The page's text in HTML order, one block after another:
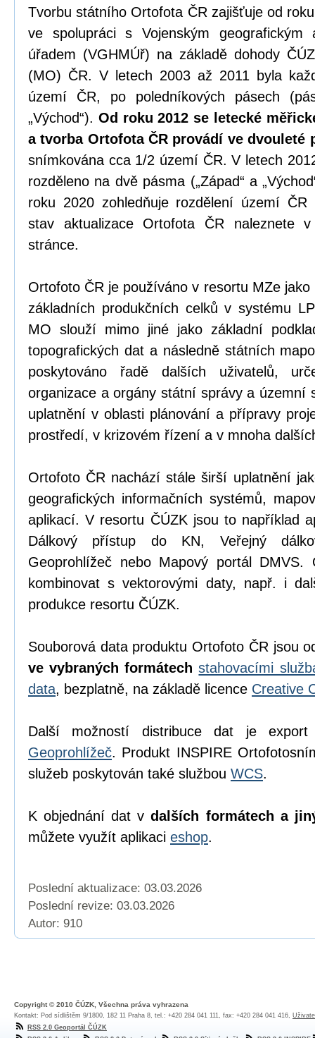
Tvorbu státního Ortofota ČR zajišťuje od
ve spolupráci s Vojenským geografickým
úřadem (VGHMÚř) na základě dohody
(MO) ČR. V letech 2003 až 2011 byla
území ČR, po poledníkových pásech
„Východ“). Od roku 2012 se letecké
a tvorba Ortofota ČR provádí ve dvouleté
snímkována cca 1/2 území ČR. V letech
rozděleno na dvě pásma („Západ“ a
roku 2020 zohledňuje rozdělení území ČR
stav aktualizace Ortofota ČR naleznete
stránce.
Ortofoto ČR je používáno v resortu MZe
základních produkčních celků v systému
MO slouží mimo jiné jako základní
topografických dat a následně státních
poskytováno řadě dalších uživatelů,
organizace a orgány státní správy a územní
uplatnění v oblasti plánování a přípravy
prostředí, v krizovém řízení a v mnoha
Ortofoto ČR nachází stále širší uplatnění
geografických informačních systémů,
aplikací. V resortu ČÚZK jsou to například
Dálkový přístup do KN, Veřejný
Geoprohlížeč nebo Mapový portál DMVS.
kombinovat s vektorovými daty, např. i
produkce resortu ČÚZK.
Souborová data produktu Ortofoto ČR jsou
ve vybraných formátech stahovacími
data, bezplatně, na základě licence Creative
Další možností distribuce dat je
Geoprohlížeč. Produkt INSPIRE
služeb poskytován také službou WCS.
K objednání dat vdalších formátech a
můžete využít aplikaci eshop.
Poslední aktualizace: 03.03.2026
Poslední revize: 03.03.2026
Autor: 910
Copyright © 2010 ČÚZK, Všechna práva vyhrazena
Kontakt: Pod sídlištěm 9/1800, 182 11 Praha 8, tel.: +420 284 041 111, fax: +420 284 041 416,
RSS 2.0 Geoportál ČÚZK